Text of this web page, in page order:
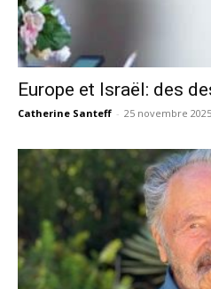
Europe et Israël: des
Catherine Santeff - 25 novembre 2025